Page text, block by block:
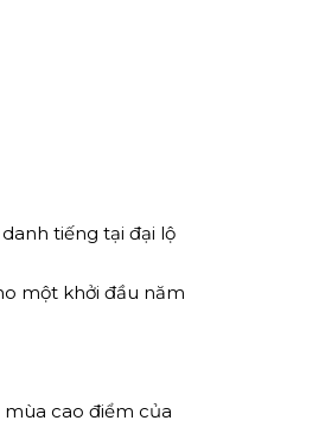
tiếng tại đại lộ
một khởi đầu năm
cao điểm của